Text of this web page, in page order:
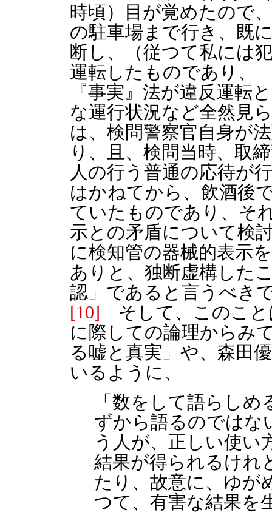
時頃）目が覚めたので
の駐車場まで行き、既
断し、（従つて私には
運転したものであり、
『事実』法が違反運転
な運行状況など全然見
は、検問警察官自身が
り、且、検問当時、取
人の行う普通の応待が
はかねてから、飲酒後
ていたものであり、そ
示との矛盾について検
に検知管の器械的表示
ありと、独断虚構した
認」であると言うべき
[10] そして、このこと
に際しての論理からみ
る嘘と真実」や、森田
いるように、
「数をして語らし
ずから語るのではな
う人が、正しい使い
結果が得られるけれ
たり、故意に、ゆが
つて、有害な結果を